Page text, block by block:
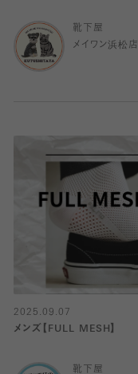
靴下屋
メイワン浜松店
2025.09.07
メンズ【FULL MESH】
靴下屋